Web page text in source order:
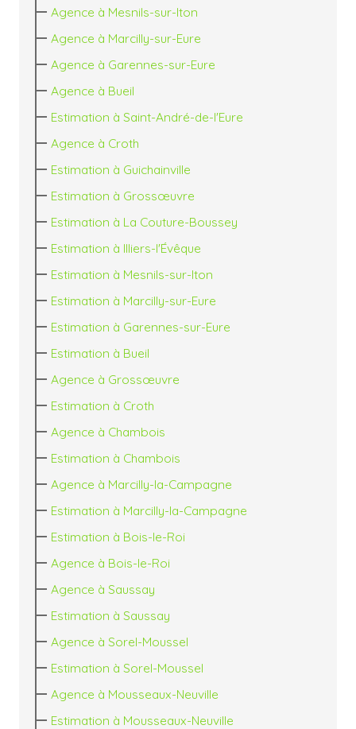
Agence à Mesnils-sur-Iton
Agence à Marcilly-sur-Eure
Agence à Garennes-sur-Eure
Agence à Bueil
Estimation à Saint-André-de-l'Eure
Agence à Croth
Estimation à Guichainville
Estimation à Grossœuvre
Estimation à La Couture-Boussey
Estimation à Illiers-l'Évêque
Estimation à Mesnils-sur-Iton
Estimation à Marcilly-sur-Eure
Estimation à Garennes-sur-Eure
Estimation à Bueil
Agence à Grossœuvre
Estimation à Croth
Agence à Chambois
Estimation à Chambois
Agence à Marcilly-la-Campagne
Estimation à Marcilly-la-Campagne
Estimation à Bois-le-Roi
Agence à Bois-le-Roi
Agence à Saussay
Estimation à Saussay
Agence à Sorel-Moussel
Estimation à Sorel-Moussel
Agence à Mousseaux-Neuville
Estimation à Mousseaux-Neuville